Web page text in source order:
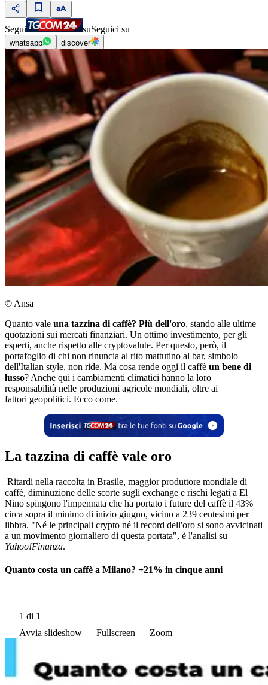
Segui suSeguici su
whatsapp discover
© Ansa
Quanto vale una tazzina di caffè? Più dell'oro, stando alle ultime
quotazioni sui mercati finanziari. Un ottimo investimento, per gli
esperti, anche rispetto alle cryptovalute. Per questo, però, il
portafoglio di chi non rinuncia al rito mattutino al bar, simbolo
dell'Italian style, non ride. Ma cosa rende oggi il caffè un bene di
lusso? Anche qui i cambiamenti climatici hanno la loro
responsabilità nelle produzioni agricole mondiali, oltre ai
fattori geopolitici. Ecco come.
La tazzina di caffè vale oro
Ritardi nella raccolta in Brasile, maggior produttore mondiale di
caffè, diminuzione delle scorte sugli exchange e rischi legati a El
Nino spingono l'impennata che ha portato i future del caffè il 43%
circa sopra il minimo di inizio giugno, vicino a 239 centesimi per
libbra. "Né le principali crypto né il record dell'oro si sono avvicinati
a un movimento giornaliero di questa portata", è l'analisi su
Yahoo!Finanza.
Quanto costa un caffè a Milano? +21% in cinque anni
1 di 1
Avvia slideshow
Fullscreen Zoom